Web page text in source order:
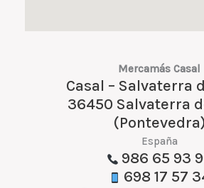
Mercamás Casal
Casal – Salvaterra
36450 Salvaterra
(Pontevedra)
España
986 65 93
698 17 57